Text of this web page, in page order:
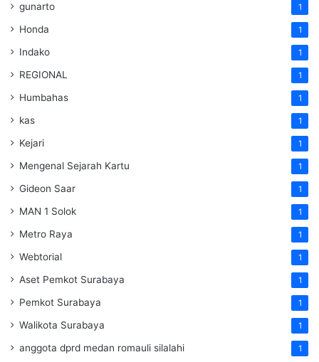
gunarto 1
Honda 1
Indako 1
REGIONAL 1
Humbahas 1
kas 1
Kejari 1
Mengenal Sejarah Kartu 1
Gideon Saar 1
MAN 1 Solok 1
Metro Raya 1
Webtorial 1
Aset Pemkot Surabaya 1
Pemkot Surabaya 1
Walikota Surabaya 1
anggota dprd medan romauli silalahi 1